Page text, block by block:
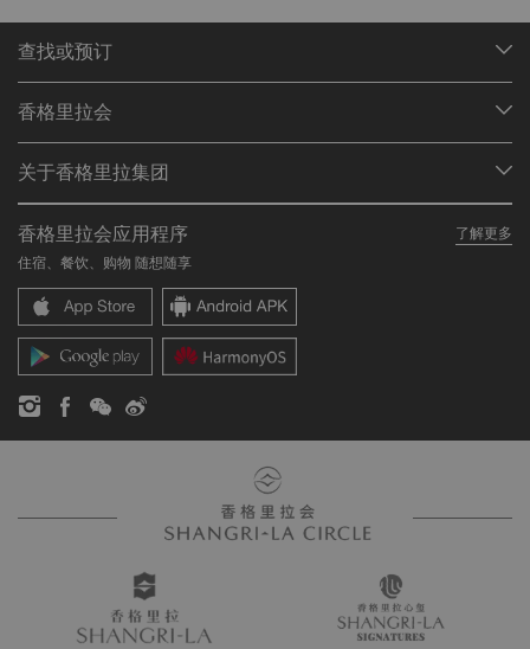
查找或预订
查找预订
餐厅与酒吧
香格里拉会
加入香格里拉会
常见问题
联络我们
关于香格里拉集团
我们的酒店品牌
香格里拉中心
香格里拉公寓
联系方式
职业发展
企业社会责任
新闻稿
香格里拉会应用程序
了解更多
住宿、餐饮、购物 随想随享